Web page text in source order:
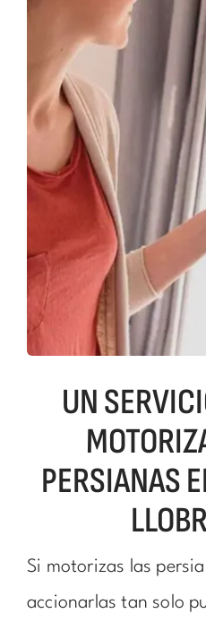
UN
PERSIANAS
Si motorizas las
accionarlas tan solo